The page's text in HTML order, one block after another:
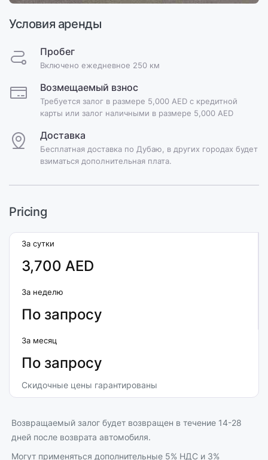
Условия аренды
Пробег
Включено ежедневное 250 км
Возмещаемый взнос
Требуется залог в размере 5,000 AED с кредитной
карты или залог наличными в размере 5,000 AED
Доставка
Бесплатная доставка по Дубаю, в других городах будет
взиматься дополнительная плата.
Pricing
За сутки
3,700 AED
За неделю
По запросу
За месяц
По запросу
Скидочные цены гарантированы
Возвращаемый залог будет возвращен в течение 14-28
дней после возврата автомобиля.
Могут применяться дополнительные 5% НДС и 3%